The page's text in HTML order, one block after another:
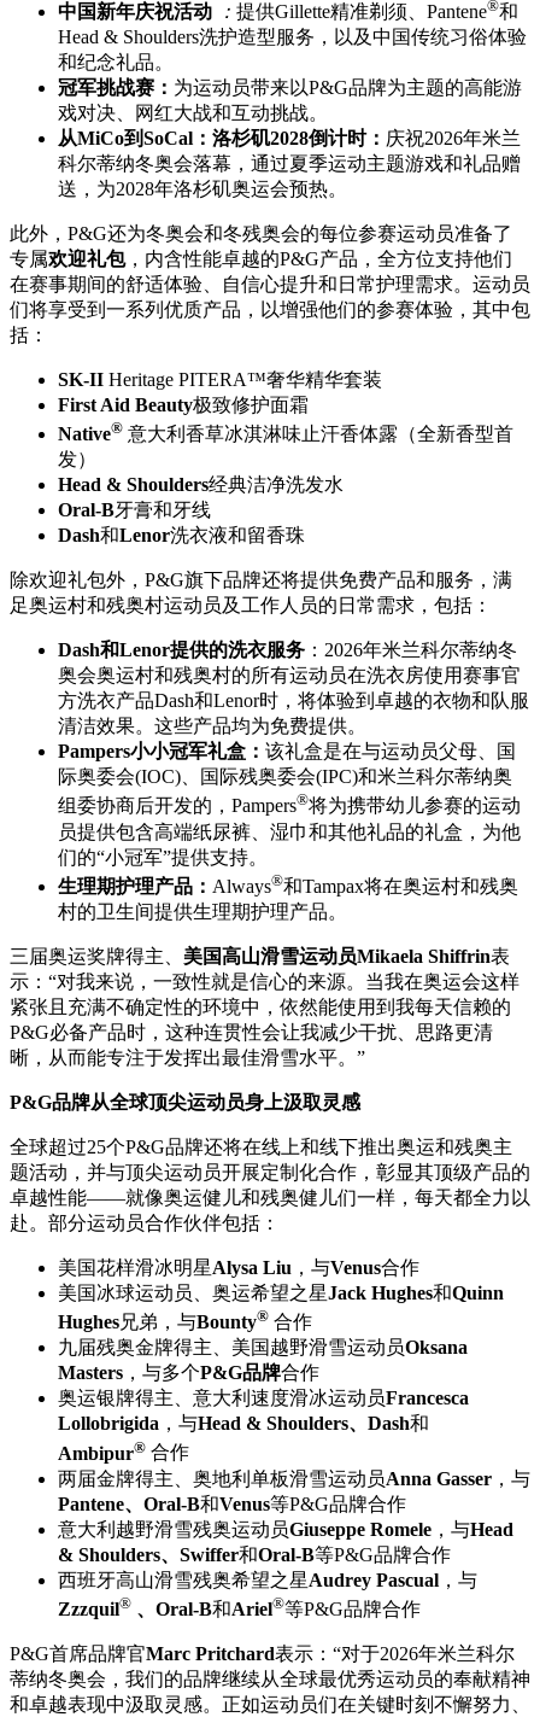
中国新年庆祝活动 ： 提供Gillette精准剃须、Pantene®和
Head & Shoulders洗护造型服务，以及中国传统习俗体验
和纪念礼品。
冠军挑战赛： 为运动员带来以P&G品牌为主题的高能游
戏对决、网红大战和互动挑战。
从MiCo到SoCal：洛杉矶2028倒计时： 庆祝2026年米兰
科尔蒂纳冬奥会落幕，通过夏季运动主题游戏和礼品赠
送，为2028年洛杉矶奥运会预热。
此外，P&G还为冬奥会和冬残奥会的每位参赛运动员准备了
专属欢迎礼包，内含性能卓越的P&G产品，全方位支持他们
在赛事期间的舒适体验、自信心提升和日常护理需求。运动员
们将享受到一系列优质产品，以增强他们的参赛体验，其中包
括：
SK-II Heritage PITERA™奢华精华套装
First Aid Beauty极致修护面霜
Native® 意大利香草冰淇淋味止汗香体露（全新香型首
发）
Head & Shoulders经典洁净洗发水
Oral-B牙膏和牙线
Dash和Lenor洗衣液和留香珠
除欢迎礼包外，P&G旗下品牌还将提供免费产品和服务，满
足奥运村和残奥村运动员及工作人员的日常需求，包括：
Dash和Lenor提供的洗衣服务 ：2026年米兰科尔蒂纳冬
奥会奥运村和残奥村的所有运动员在洗衣房使用赛事官
方洗衣产品Dash和Lenor时，将体验到卓越的衣物和队服
清洁效果。这些产品均为免费提供。
Pampers小小冠军礼盒： 该礼盒是在与运动员父母、国
际奥委会(IOC)、国际残奥委会(IPC)和米兰科尔蒂纳奥
组委协商后开发的，Pampers®将为携带幼儿参赛的运动
员提供包含高端纸尿裤、湿巾和其他礼品的礼盒，为他
们的“小冠军”提供支持。
生理期护理产品： Always®和Tampax将在奥运村和残奥
村的卫生间提供生理期护理产品。
三届奥运奖牌得主、 美国高山滑雪运动员Mikaela Shiffrin表
示：“对我来说，一致性就是信心的来源。当我在奥运会这样
紧张且充满不确定性的环境中，依然能使用到我每天信赖的
P&G必备产品时，这种连贯性会让我减少干扰、思路更清
晰，从而能专注于发挥出最佳滑雪水平。”
P&G品牌从全球顶尖运动员身上汲取灵感
全球超过25个P&G品牌还将在线上和线下推出奥运和残奥主
题活动，并与顶尖运动员开展定制化合作，彰显其顶级产品的
卓越性能——就像奥运健儿和残奥健儿们一样，每天都全力以
赴。部分运动员合作伙伴包括：
美国花样滑冰明星Alysa Liu ，与Venus合作
美国冰球运动员、奥运希望之星Jack Hughes和Quinn
Hughes兄弟，与Bounty® 合作
九届残奥金牌得主、美国越野滑雪运动员Oksana
Masters ，与多个P&G品牌合作
奥运银牌得主、意大利速度滑冰运动员Francesca
Lollobrigida ，与Head & Shoulders、Dash和
Ambipur® 合作
两届金牌得主、奥地利单板滑雪运动员Anna Gasser ，与
Pantene、Oral-B和Venus等P&G品牌合作
意大利越野滑雪残奥运动员Giuseppe Romele ，与Head
& Shoulders、Swiffer和Oral-B等P&G品牌合作
西班牙高山滑雪残奥希望之星Audrey Pascual ，与
Zzzquil® 、Oral-B和Ariel®等P&G品牌合作
P&G首席品牌官Marc Pritchard表示：“对于2026年米兰科尔
蒂纳冬奥会，我们的品牌继续从全球最优秀运动员的奉献精神
和卓越表现中汲取灵感。正如运动员们在关键时刻不懈努力、